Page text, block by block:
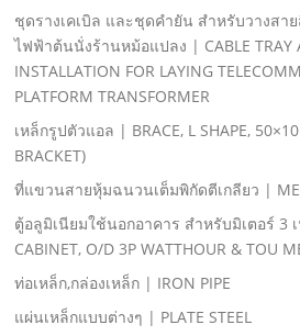
ชุดรางเคเบิล และชุดคํายัน สําหรับวางสา
ไฟฟ้าต้นนั่งร้านหม้อแปลง | CABLE TRAY
INSTALLATION FOR LAYING
PLATFORM TRANSFORMER
เหล็กรูปตัวแอล | BRACE, L SHAPE,
BRACKET)
ที่แขวนสายหุ้มฉนวนเต็มพิกัดตีเกลียว |
ตู้อลูมิเนียมใช้นอกอาคาร สําหรับมิเตอร์ 3
CABINET, O/D 3P WATTHOUR & TOU
ท่อเหล็ก,กล่องเหล็ก | IRON PIPE
แผ่นเหล็กแบบต่างๆ | PLATE STEEL